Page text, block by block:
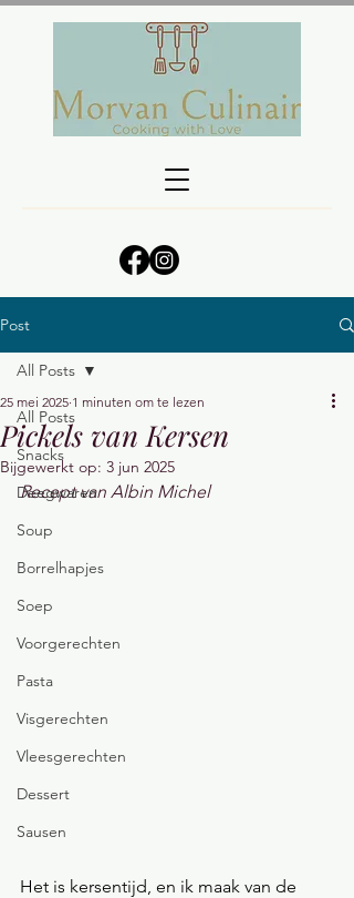
Post
All Posts
Snacks
Deegwaren
Soup
Borrelhapjes
Soep
Voorgerechten
Pasta
Visgerechten
Vleesgerechten
Dessert
Sausen
All Posts
Pickels van Kersen
25 mei 2025 1 minuten om te lezen
Bijgewerkt op: 3 jun 2025
Recept van Albin Michel
Het is kersentijd, en ik maak van de